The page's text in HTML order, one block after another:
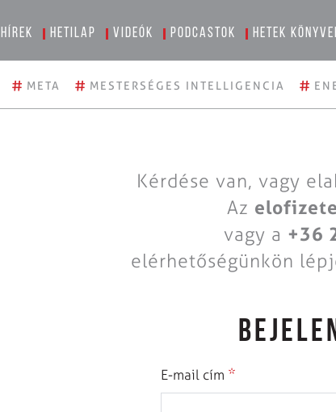
Hírek Hetilap Videók Podcastok Hetek
# META # MESTERSÉGES INTELLIGENCIA #
Kérdése van, vagy
Az
vagy a +36
elérhetőségünkön
E-mail cím *